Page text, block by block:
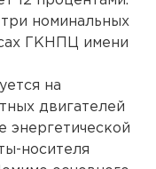
номинальных
ГКНПЦ имени
на
двигателей
энергетической
носителя